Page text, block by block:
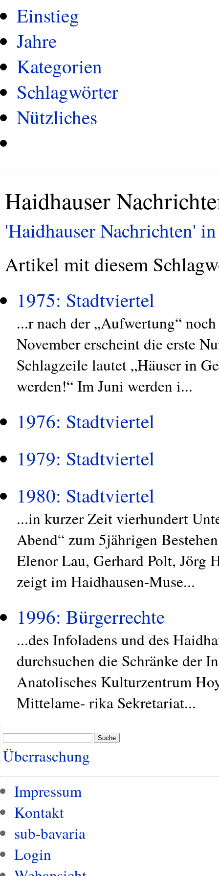
Einstieg
Jahre
Kategorien
Schlagwörter
Nützliches
Haidhauser
'Haidhauser Nachrichten'
Artikel mit diesem
1975: Stadtviertel
...r nach der „Aufwertung“
November erscheint die erste
Schlagzeile lautet „Häuser in
werden!“ Im Juni werden i...
1976: Stadtviertel
1979: Stadtviertel
1980: Stadtviertel
...in kurzer Zeit vierhundert
Abend“ zum 5jährigen
Elenor Lau, Gerhard Polt, Jörg
zeigt im Haidhausen-Muse...
1996: Bürgerrechte
...des Infoladens und des
durchsuchen die Schränke der
Anatolisches Kulturzentrum
Mittelame- rika Sekretariat...
Suche
Überraschung
Impressum
Kontakt
sub-bavaria
Login